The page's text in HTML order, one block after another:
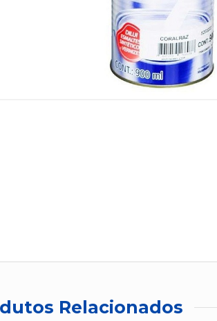
Relacionados